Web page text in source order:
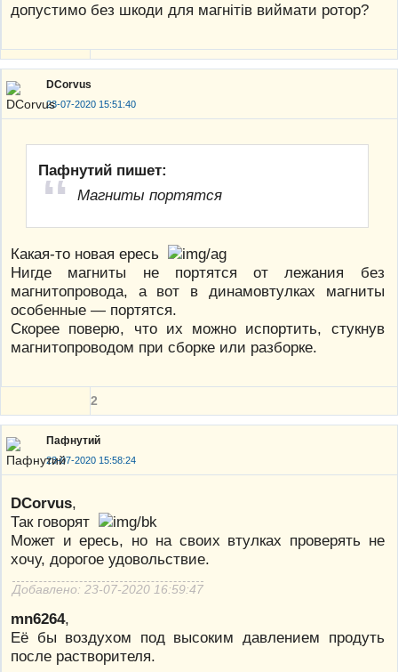
допустимо без шкоди для магнітів виймати ротор?
DCorvus
23-07-2020 15:51:40
Пафнутий пишет:
Магниты портятся
Какая-то новая ересь
Нигде магниты не портятся от лежания без
магнитопровода, а вот в динамовтулках магниты
особенные — портятся.
Скорее поверю, что их можно испортить, стукнув
магнитопроводом при сборке или разборке.
2
Пафнутий
23-07-2020 15:58:24
DCorvus,
Так говорят
Может и ересь, но на своих втулках проверять не
хочу, дорогое удовольствие.
Добавлено: 23-07-2020 16:59:47
mn6264,
Её бы воздухом под высоким давлением продуть
после растворителя.